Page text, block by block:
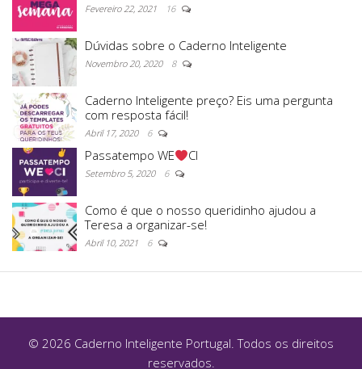
Fevereiro 22, 2021 16
Dúvidas sobre o Caderno Inteligente
Novembro 20, 2020 8
Caderno Inteligente preço? Eis uma pergunta
com resposta fácil!
Abril 17, 2020 6
Passatempo WE CI
Setembro 5, 2020 6
Como é que o nosso queridinho ajudou a
Teresa a organizar-se!
Abril 10, 2021 6
© 2026 Caderno Inteligente Portugal. Todos os direitos
reservados.